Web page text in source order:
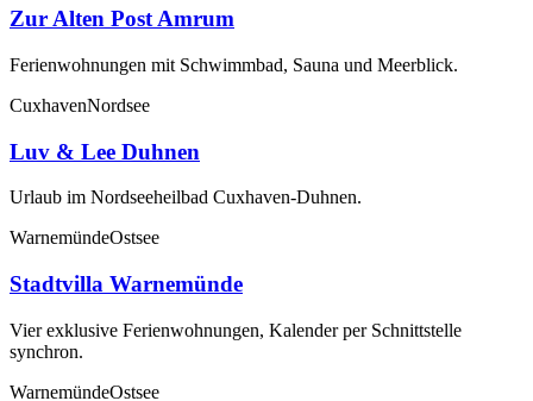
Zur Alten Post Amrum
Ferienwohnungen mit Schwimmbad, Sauna und Meerblick.
CuxhavenNordsee
Luv & Lee Duhnen
Urlaub im Nordseeheilbad Cuxhaven-Duhnen.
WarnemündeOstsee
Stadtvilla Warnemünde
Vier exklusive Ferienwohnungen, Kalender per Schnittstelle
synchron.
WarnemündeOstsee